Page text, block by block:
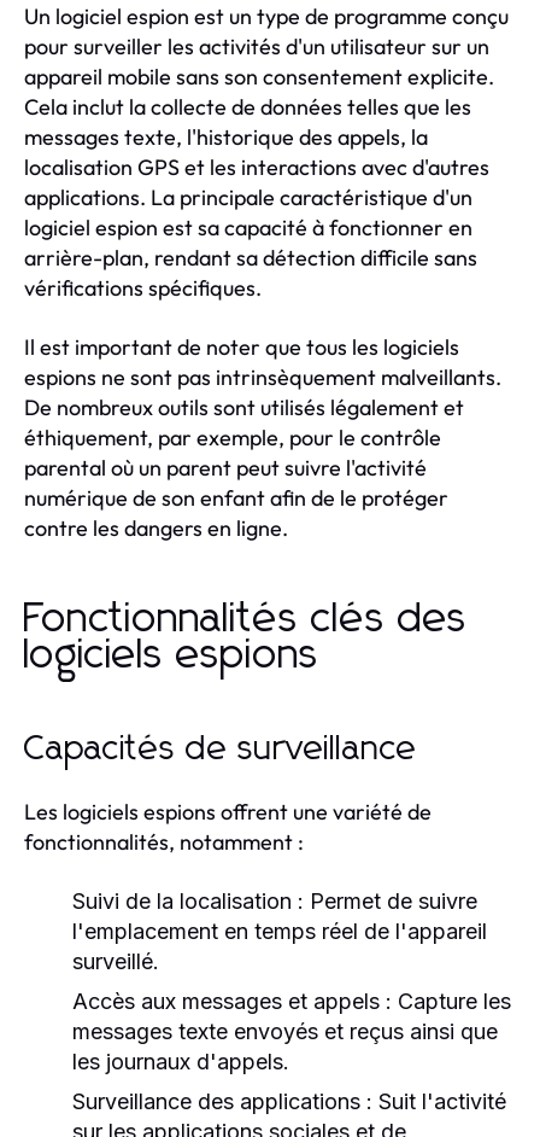
Un logiciel espion est un type de programme conçu
pour surveiller les activités d'un utilisateur sur un
appareil mobile sans son consentement explicite.
Cela inclut la collecte de données telles que les
messages texte, l'historique des appels, la
localisation GPS et les interactions avec d'autres
applications. La principale caractéristique d'un
logiciel espion est sa capacité à fonctionner en
arrière-plan, rendant sa détection difficile sans
vérifications spécifiques.
Il est important de noter que tous les logiciels
espions ne sont pas intrinsèquement malveillants.
De nombreux outils sont utilisés légalement et
éthiquement, par exemple, pour le contrôle
parental où un parent peut suivre l'activité
numérique de son enfant afin de le protéger
contre les dangers en ligne.
Fonctionnalités clés des
logiciels espions
Capacités de surveillance
Les logiciels espions offrent une variété de
fonctionnalités, notamment :
Suivi de la localisation : Permet de suivre
l'emplacement en temps réel de l'appareil
surveillé.
Accès aux messages et appels : Capture les
messages texte envoyés et reçus ainsi que
les journaux d'appels.
Surveillance des applications : Suit l'activité
sur les applications sociales et de